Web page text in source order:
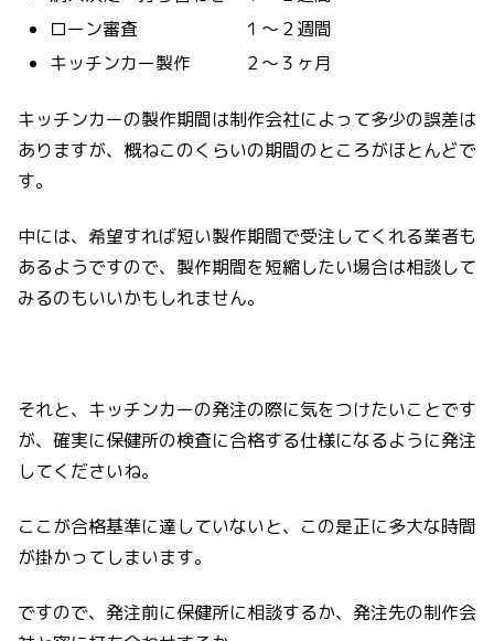
ローン審査 １〜２週間
キッチンカー製作 ２〜３ヶ月
キッチンカーの製作期間は制作会社によって多少の誤差は
ありますが、概ねこのくらいの期間のところがほとんどで
す。
中には、希望すれば短い製作期間で受注してくれる業者も
あるようですので、製作期間を短縮したい場合は相談して
みるのもいいかもしれません。
それと、キッチンカーの発注の際に気をつけたいことです
が、確実に保健所の検査に合格する仕様になるように発注
してくださいね。
ここが合格基準に達していないと、この是正に多大な時間
が掛かってしまいます。
ですので、発注前に保健所に相談するか、発注先の制作会